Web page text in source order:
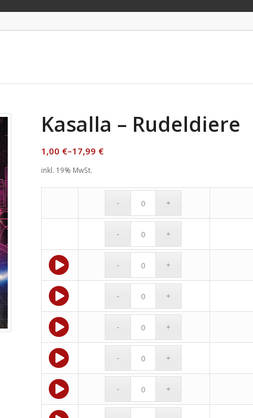
Kasalla – Rudeldiere
1,00 €–17,99 €
inkl. 19% MwSt.